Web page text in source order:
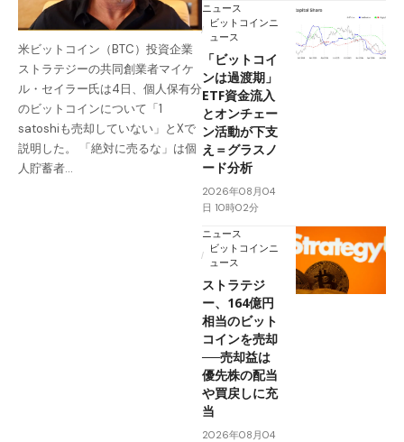
米ビットコイン（BTC）投資企業
ストラテジーの共同創業者マイケ
ル・セイラー氏は4日、個人保有分
のビットコインについて「1
satoshiも売却していない」とXで
説明した。 「絶対に売るな」は個
人貯蓄者…
ニュース
ビットコインニ
ュース
「ビットコイ
ンは過渡期」
ETF資金流入
とオンチェー
ン活動が下支
え＝グラスノ
ード分析
2026年08月04
日 10時02分
ニュース
ビットコインニ
ュース
ストラテジ
ー、164億円
相当のビット
コインを売却
──売却益は
優先株の配当
や買戻しに充
当
2026年08月04